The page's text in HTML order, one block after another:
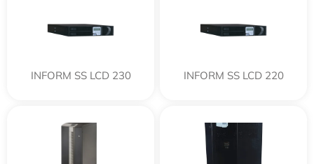
INFORM SS LCD 230 INFORM SS LCD 220